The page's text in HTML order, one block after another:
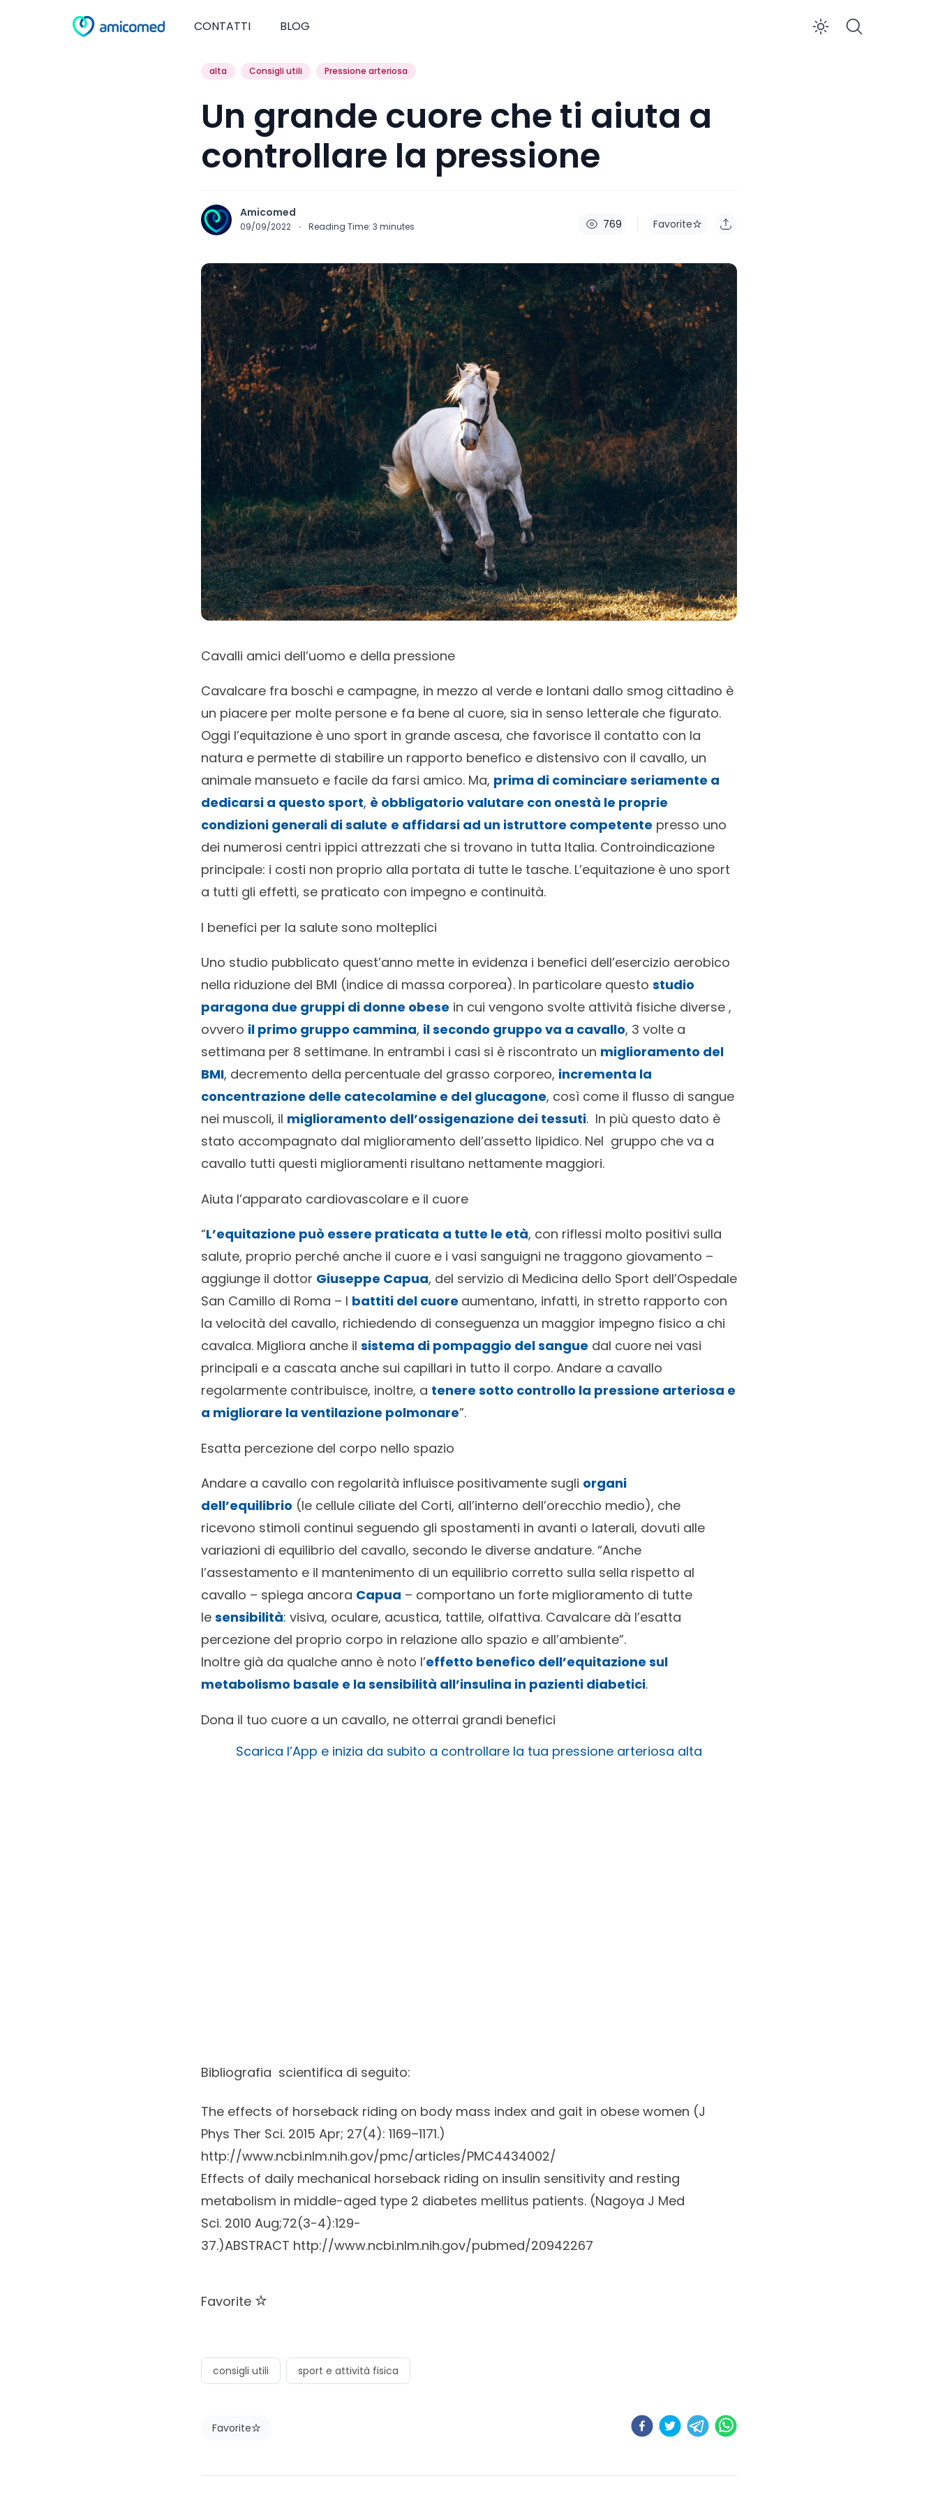
CONTATTI BLOG Enable
alta Consigli utili Pressione arteriosa
Un grande cuore che ti aiuta a
controllare la pressione
Amicomed
09/09/2022 · Reading Time: 3 minutes 769 Favorite
Cavalli amici dell’uomo e della pressione
Cavalcare fra boschi e campagne, in mezzo al verde e lontani dallo smog cittadino è
un piacere per molte persone e fa bene al cuore, sia in senso letterale che figurato.
Oggi l’equitazione è uno sport in grande ascesa, che favorisce il contatto con la
natura e permette di stabilire un rapporto benefico e distensivo con il cavallo, un
animale mansueto e facile da farsi amico. Ma, prima di cominciare seriamente a
dedicarsi a questo sport, è obbligatorio valutare con onestà le proprie
condizioni generali di salute e affidarsi ad un istruttore competente presso uno
dei numerosi centri ippici attrezzati che si trovano in tutta Italia. Controindicazione
principale: i costi non proprio alla portata di tutte le tasche. L’equitazione è uno sport
a tutti gli effetti, se praticato con impegno e continuità.
I benefici per la salute sono molteplici
Uno studio pubblicato quest’anno mette in evidenza i benefici dell’esercizio aerobico
nella riduzione del BMI (indice di massa corporea). In particolare questo studio
paragona due gruppi di donne obese in cui vengono svolte attività fisiche diverse ,
ovvero il primo gruppo cammina, il secondo gruppo va a cavallo, 3 volte a
settimana per 8 settimane. In entrambi i casi si è riscontrato un miglioramento del
BMI, decremento della percentuale del grasso corporeo, incrementa la
concentrazione delle catecolamine e del glucagone, così come il flusso di sangue
nei muscoli, il miglioramento dell’ossigenazione dei tessuti. In più questo dato è
stato accompagnato dal miglioramento dell’assetto lipidico. Nel gruppo che va a
cavallo tutti questi miglioramenti risultano nettamente maggiori.
Aiuta l’apparato cardiovascolare e il cuore
“L’equitazione può essere praticata a tutte le età, con riflessi molto positivi sulla
salute, proprio perché anche il cuore e i vasi sanguigni ne traggono giovamento –
aggiunge il dottor Giuseppe Capua, del servizio di Medicina dello Sport dell’Ospedale
San Camillo di Roma – I battiti del cuore aumentano, infatti, in stretto rapporto con
la velocità del cavallo, richiedendo di conseguenza un maggior impegno fisico a chi
cavalca. Migliora anche il sistema di pompaggio del sangue dal cuore nei vasi
principali e a cascata anche sui capillari in tutto il corpo. Andare a cavallo
regolarmente contribuisce, inoltre, a tenere sotto controllo la pressione arteriosa e
a migliorare la ventilazione polmonare”.
Esatta percezione del corpo nello spazio
Andare a cavallo con regolarità influisce positivamente sugli organi
dell’equilibrio (le cellule ciliate del Corti, all’interno dell’orecchio medio), che
ricevono stimoli continui seguendo gli spostamenti in avanti o laterali, dovuti alle
variazioni di equilibrio del cavallo, secondo le diverse andature. “Anche
l’assestamento e il mantenimento di un equilibrio corretto sulla sella rispetto al
cavallo – spiega ancora Capua – comportano un forte miglioramento di tutte
le sensibilità: visiva, oculare, acustica, tattile, olfattiva. Cavalcare dà l’esatta
percezione del proprio corpo in relazione allo spazio e all’ambiente”.
Inoltre già da qualche anno è noto l’effetto benefico dell’equitazione sul
metabolismo basale e la sensibilità all’insulina in pazienti diabetici.
Dona il tuo cuore a un cavallo, ne otterrai grandi benefici
Scarica l’App e inizia da subito a controllare la tua pressione arteriosa alta
Bibliografia scientifica di seguito:
The effects of horseback riding on body mass index and gait in obese women (J
Phys Ther Sci. 2015 Apr; 27(4): 1169–1171.)
http://www.ncbi.nlm.nih.gov/pmc/articles/PMC4434002/
Effects of daily mechanical horseback riding on insulin sensitivity and resting
metabolism in middle-aged type 2 diabetes mellitus patients. (Nagoya J Med
Sci. 2010 Aug;72(3-4):129-
37.)ABSTRACT http://www.ncbi.nlm.nih.gov/pubmed/20942267
Favorite
consigli utili sport e attività fisica
Favorite